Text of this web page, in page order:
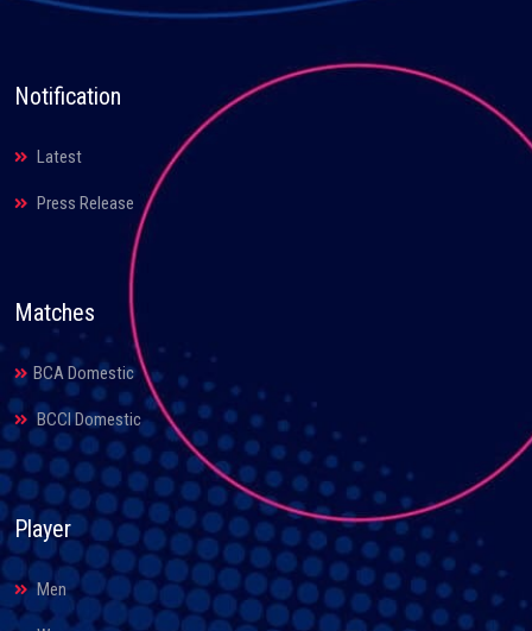
Notification
Latest
Press Release
Matches
BCA Domestic
BCCI Domestic
Player
Men